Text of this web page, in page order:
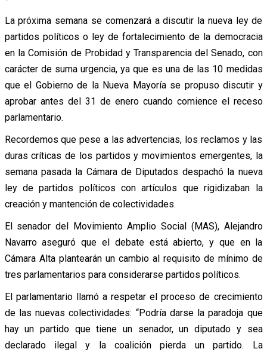
La próxima semana se comenzará a discutir la nueva ley de
partidos políticos o ley de fortalecimiento de la democracia
en la Comisión de Probidad y Transparencia del Senado, con
carácter de suma urgencia, ya que es una de las 10 medidas
que el Gobierno de la Nueva Mayoría se propuso discutir y
aprobar antes del 31 de enero cuando comience el receso
parlamentario.
Recordemos que pese a las advertencias, los reclamos y las
duras críticas de los partidos y movimientos emergentes, la
semana pasada la Cámara de Diputados despachó la nueva
ley de partidos políticos con artículos que rigidizaban la
creación y mantención de colectividades.
El senador del Movimiento Amplio Social (MAS), Alejandro
Navarro aseguró que el debate está abierto, y que en la
Cámara Alta plantearán un cambio al requisito de mínimo de
tres parlamentarios para considerarse partidos políticos.
El parlamentario llamó a respetar el proceso de crecimiento
de las nuevas colectividades: “Podría darse la paradoja que
hay un partido que tiene un senador, un diputado y sea
declarado ilegal y la coalición pierda un partido. La